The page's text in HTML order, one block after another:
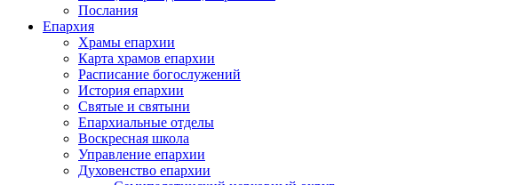
Послания
Епархия
Храмы епархии
Карта храмов епархии
Расписание богослужений
История епархии
Святые и святыни
Епархиальные отделы
Воскресная школа
Управление епархии
Духовенство епархии